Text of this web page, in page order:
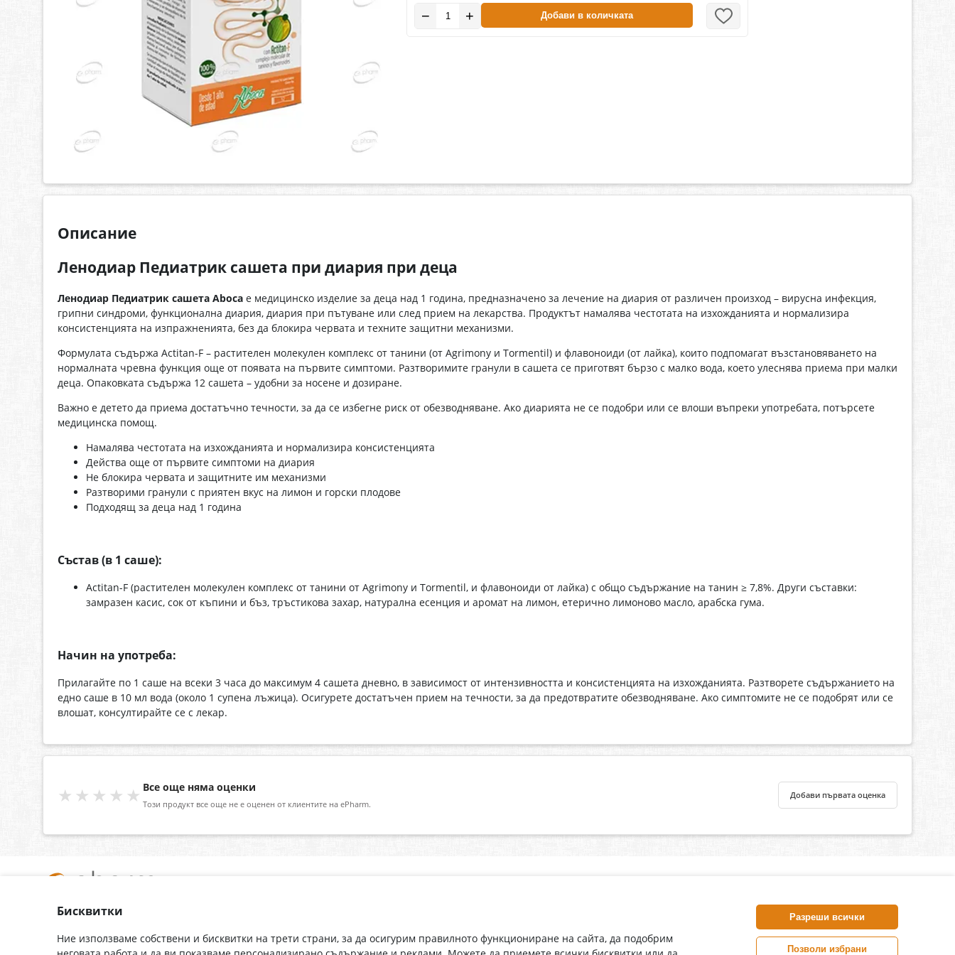
− + Добави в количката
Описание
Ленодиар Педиатрик сашета при диария при деца
Ленодиар Педиатрик сашета Aboca е медицинско изделие за деца над 1 година, предназначено за лечение на диария от различен произход – вирусна инфекция,
грипни синдроми, функционална диария, диария при пътуване или след прием на лекарства. Продуктът намалява честотата на изхожданията и нормализира
консистенцията на изпражненията, без да блокира червата и техните защитни механизми.
Формулата съдържа Actitan-F – растителен молекулен комплекс от танини (от Agrimony и Tormentil) и флавоноиди (от лайка), които подпомагат възстановяването на
нормалната чревна функция още от появата на първите симптоми. Разтворимите гранули в сашета се приготвят бързо с малко вода, което улеснява приема при малки
деца. Опаковката съдържа 12 сашета – удобни за носене и дозиране.
Важно е детето да приема достатъчно течности, за да се избегне риск от обезводняване. Ако диарията не се подобри или се влоши въпреки употребата, потърсете
медицинска помощ.
Намалява честотата на изхожданията и нормализира консистенцията
Действа още от първите симптоми на диария
Не блокира червата и защитните им механизми
Разтворими гранули с приятен вкус на лимон и горски плодове
Подходящ за деца над 1 година
Състав (в 1 саше):
Actitan-F (растителен молекулен комплекс от танини от Agrimony и Tormentil, и флавоноиди от лайка) с общо съдържание на танин ≥ 7,8%. Други съставки:
замразен касис, сок от къпини и бъз, тръстикова захар, натурална есенция и аромат на лимон, етерично лимоново масло, арабска гума.
Начин на употреба:
Прилагайте по 1 саше на всеки 3 часа до максимум 4 сашета дневно, в зависимост от интензивността и консистенцията на изхожданията. Разтворете съдържанието на
едно саше в 10 мл вода (около 1 супена лъжица). Осигурете достатъчен прием на течности, за да предотвратите обезводняване. Ако симптомите не се подобрят или се
влошат, консултирайте се с лекар.
★★★★★ Все още няма оценки
Този продукт все още не е оценен от клиентите на ePharm.
Добави първата оценка
За нас
Контакти
Доставка
Гаранция
С абонамента се съгласявам сПолитиката за лични данни .
ePharm.bg е лицензирана онлайн аптека и част от аптеки
„Ванчева“, които повече от 30 години се грижат за здравето на
своите пациенти.
Бисквитки
Ние използваме собствени и бисквитки на трети страни, за да осигурим правилното функциониране на сайта, да подобрим
Разреши всички
Позволи избрани